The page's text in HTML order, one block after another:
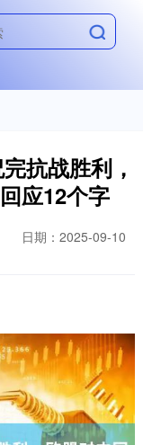
抗战胜利，
应12个字
日期：2025-09-10